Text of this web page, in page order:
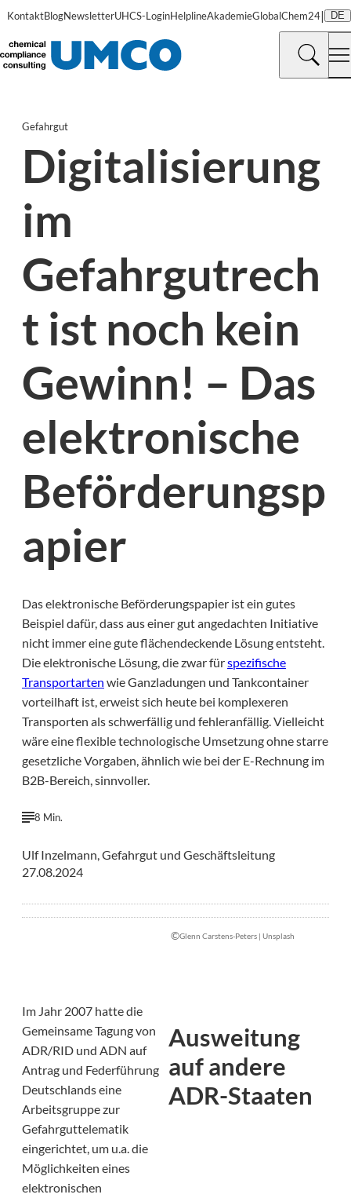
KontaktBlogNewsletterUHCS-LoginHelplineAkademieGlobalChem24| DE
Gefahrgut
Digitalisierung
im
Gefahrgutrech
t ist noch kein
Gewinn! – Das
elektronische
Beförderungsp
apier
Das elektronische Beförderungspapier ist ein gutes
Beispiel dafür, dass aus einer gut angedachten Initiative
nicht immer eine gute flächendeckende Lösung entsteht.
Die elektronische Lösung, die zwar fürspezifische
Transportarten wie Ganzladungen und Tankcontainer
vorteilhaft ist, erweist sich heute bei komplexeren
Transporten als schwerfällig und fehleranfällig. Vielleicht
wäre eine flexible technologische Umsetzung ohne starre
gesetzliche Vorgaben, ähnlich wie bei der E-Rechnung im
B2B-Bereich, sinnvoller.
8 Min.
Ulf Inzelmann, Gefahrgut und Geschäftsleitung
27.08.2024
©Glenn Carstens-Peters | Unsplash
Im Jahr 2007 hatte die
Gemeinsame Tagung von
ADR/RID und ADN auf
Antrag und Federführung
Deutschlands eine
Arbeitsgruppe zur
Gefahrguttelematik
eingerichtet, um u.a. die
Möglichkeiten eines
elektronischen
Ausweitung
auf andere
ADR-Staaten